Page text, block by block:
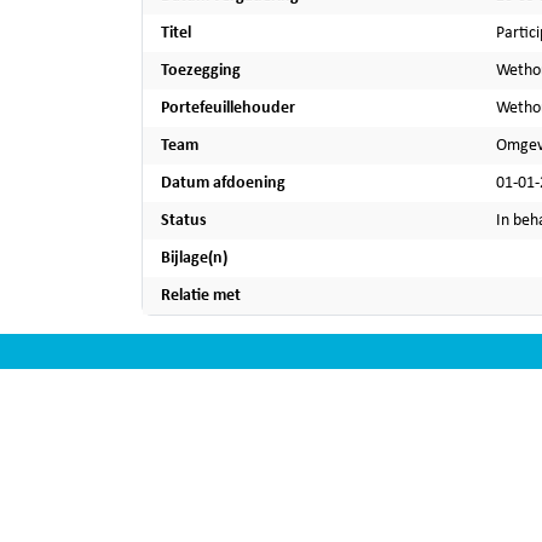
Titel
Toezegging
Portefeuillehouder
Team
Datum afdoening 01-
Status In
Bijlage(n)
Relatie met